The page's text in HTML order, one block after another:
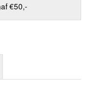
€50,-